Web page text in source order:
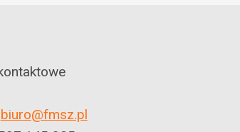
biuro@fmsz.pl